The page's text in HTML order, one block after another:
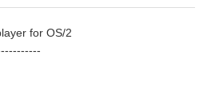
for OS/2